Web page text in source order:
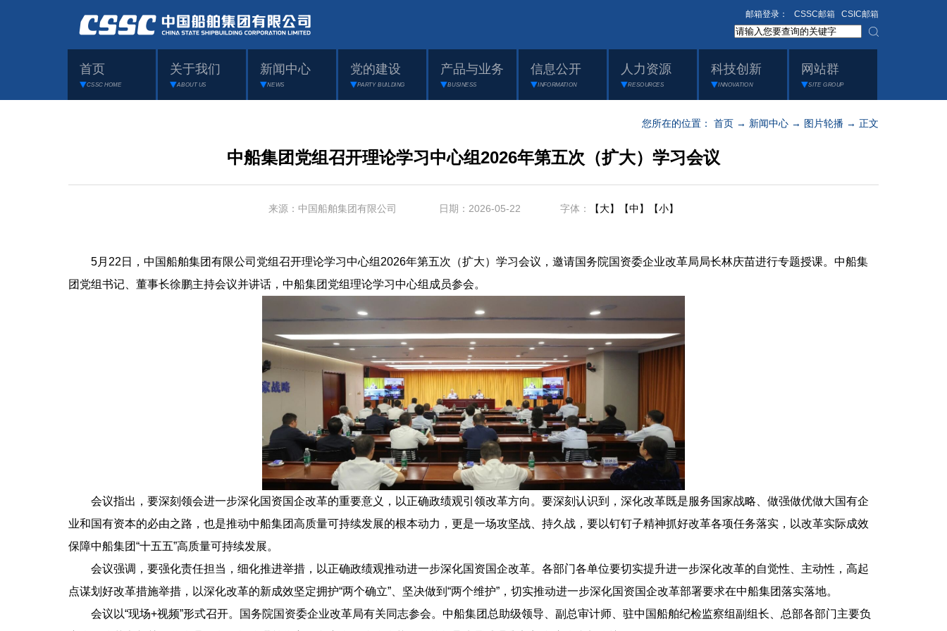
邮箱登录： CSSC邮箱 CSIC邮箱
首页
CSSC HOME
关于我们
ABOUT US
新闻中心
NEWS
党的建设
PARTY BUILDING
产品与业务
BUSINESS
信息公开
INFORMATION
人力资源
RESOURCES
科技创新
INNOVATION
网站群
SITE GROUP
您所在的位置： 首页 → 新闻中心 → 图片轮播 → 正文
中船集团党组召开理论学习中心组2026年第五次（扩大）学习会议
来源：中国船舶集团有限公司 日期：2026-05-22 字体： 【大】 【中】 【小】
5月22日，中国船舶集团有限公司党组召开理论学习中心组2026年第五次（扩大）学习会议，邀请国务院国资委企业改革局局长林庆苗进行专题授课。中船集
团党组书记、董事长徐鹏主持会议并讲话，中船集团党组理论学习中心组成员参会。
会议指出，要深刻领会进一步深化国资国企改革的重要意义，以正确政绩观引领改革方向。要深刻认识到，深化改革既是服务国家战略、做强做优做大国有企
业和国有资本的必由之路，也是推动中船集团高质量可持续发展的根本动力，更是一场攻坚战、持久战，要以钉钉子精神抓好改革各项任务落实，以改革实际成效
保障中船集团“十五五”高质量可持续发展。
会议强调，要强化责任担当，细化推进举措，以正确政绩观推动进一步深化国资国企改革。各部门各单位要切实提升进一步深化改革的自觉性、主动性，高起
点谋划好改革措施举措，以深化改革的新成效坚定拥护“两个确立”、坚决做到“两个维护”，切实推动进一步深化国资国企改革部署要求在中船集团落实落地。
会议以“现场+视频”形式召开。国务院国资委企业改革局有关同志参会。中船集团总助级领导、副总审计师、驻中国船舶纪检监察组副组长、总部各部门主要负